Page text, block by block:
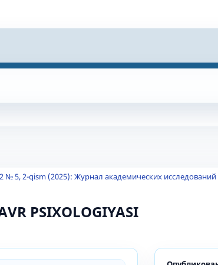
№ 5, 2-qism (2025): Журнал академических исследований
PSIXOLOGIYASI